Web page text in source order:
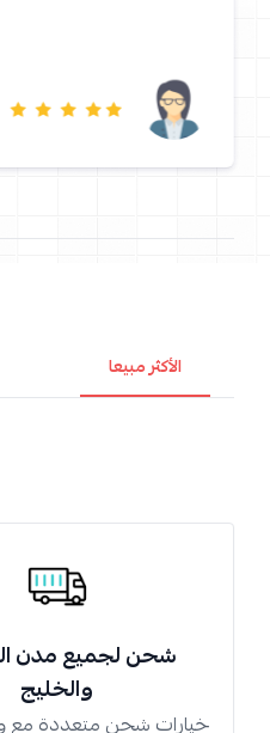
الأكثر مبيعا
شحن لجميع مدن
والخليج
خيارات شحن متعددة مع